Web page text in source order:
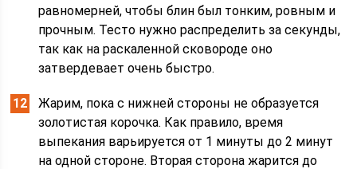
равномерней, чтобы блин был тонким, ровным и
прочным. Тесто нужно распределить за секунды,
так как на раскаленной сковороде оно
затвердевает очень быстро.
Жарим, пока с нижней стороны не образуется
золотистая корочка. Как правило, время
выпекания варьируется от 1 минуты до 2 минут
на одной стороне. Вторая сторона жарится до